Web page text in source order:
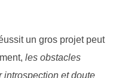
un gros projet peut
les obstacles
introspection et doute